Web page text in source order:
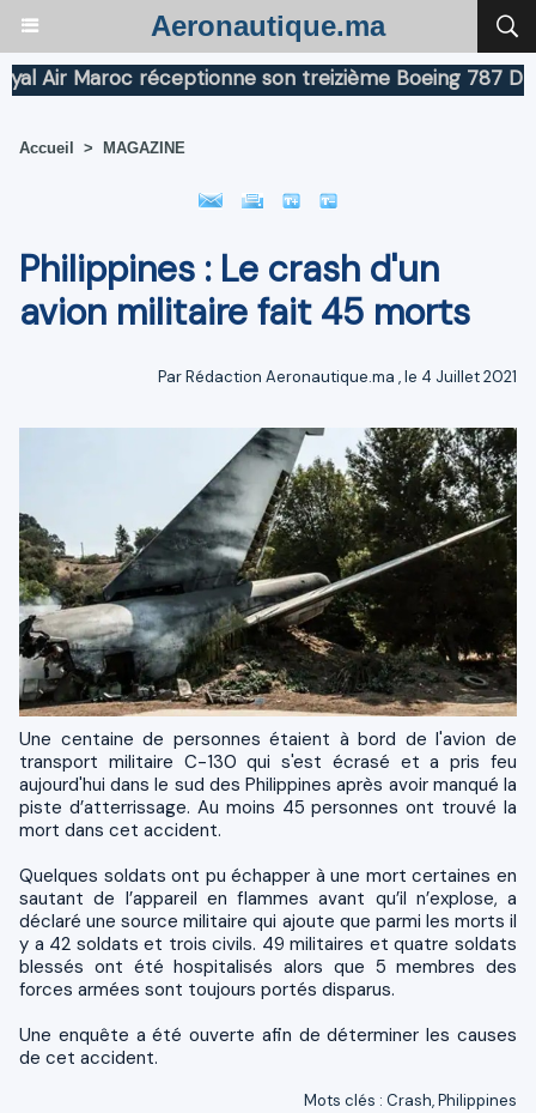
Aeronautique.ma
Maroc réceptionne son treizième Boeing 787
Accueil > MAGAZINE
Philippines : Le crash d'un
avion militaire fait 45 morts
ParRédaction Aeronautique.ma , le 4 Juillet 2021
Une centaine de personnes étaient à bord de l'avion de
transport militaire C-130 qui s'est écrasé et a pris feu
aujourd'hui dans le sud des Philippines après avoir manqué la
piste d’atterrissage. Au moins 45 personnes ont trouvé la
mort dans cet accident.
Quelques soldats ont pu échapper à une mort certaines en
sautant de l’appareil en flammes avant qu’il n’explose, a
déclaré une source militaire qui ajoute que parmi les morts il
y a 42 soldats et trois civils. 49 militaires et quatre soldats
blessés ont été hospitalisés alors que 5 membres des
forces armées sont toujours portés disparus.
Une enquête a été ouverte afin de déterminer les causes
de cet accident.
Mots clés : Crash,Philippines